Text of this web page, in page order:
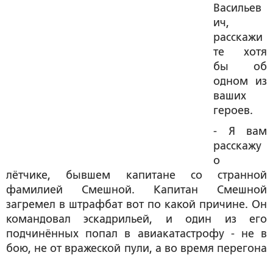
Васильев
ич,
расскажи
те хотя
бы об
одном из
ваших
героев.
- Я вам
расскажу
о
лётчике, бывшем капитане со странной
фамилией Смешной. Капитан Смешной
загремел в штрафбат вот по какой причине. Он
командовал эскадрильей, и один из его
подчинённых попал в авиакатастрофу - не в
бою, не от вражеской пули, а во время перегона